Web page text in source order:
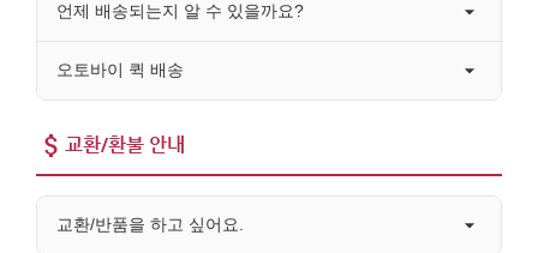
언제 배송되는지 알 수 있을까요?
오토바이 퀵 배송
교환/환불 안내
교환/반품을 하고 싶어요.